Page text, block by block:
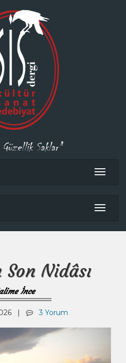
Güzellik Saklar"
Toggle
Toggle
Nidâsı
İnce
| 3 Yorum